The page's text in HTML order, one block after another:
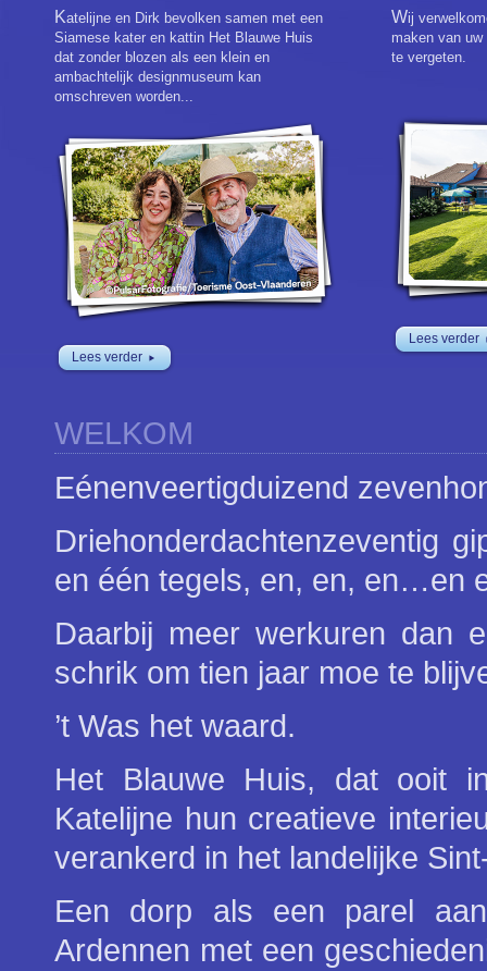
Katelijne en Dirk bevolken samen met een
Siamese kater en kattin Het Blauwe Huis
dat zonder blozen als een klein en
ambachtelijk designmuseum kan
omschreven worden...
Lees verder
Wij
maken van
te vergeten.
Lees verder
WELKOM
Eénenveertigduizend
Driehonderdachtenzeventig
en één tegels, en, en, en…en
Daarbij meer werkuren dan
schrik om tien jaar moe te
’t Was het waard.
Het Blauwe Huis, dat ooit
Katelijne hun creatieve
verankerd in het landelijke
Een dorp als een parel
Ardennen met een